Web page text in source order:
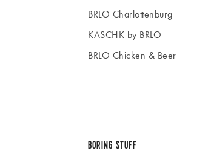
BRLO Charlottenburg
KASCHK by BRLO
BRLO Chicken & Beer
BORING STUFF